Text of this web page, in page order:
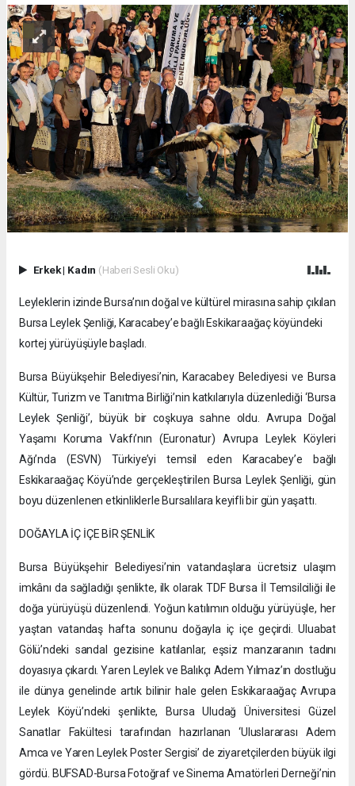
Erkek| Kadın (Haberi Sesli Oku)
Leyleklerin izinde Bursa’nın doğal ve kültürel mirasına sahip çıkılan
Bursa Leylek Şenliği, Karacabey’e bağlı Eskikaraağaç köyündeki
kortej yürüyüşüyle başladı.
Bursa Büyükşehir Belediyesi’nin, Karacabey Belediyesi ve Bursa
Kültür, Turizm ve Tanıtma Birliği’nin katkılarıyla düzenlediği ‘Bursa
Leylek Şenliği’, büyük bir coşkuya sahne oldu. Avrupa Doğal
Yaşamı Koruma Vakfı’nın (Euronatur) Avrupa Leylek Köyleri
Ağı’nda (ESVN) Türkiye’yi temsil eden Karacabey’e bağlı
Eskikaraağaç Köyü’nde gerçekleştirilen Bursa Leylek Şenliği, gün
boyu düzenlenen etkinliklerle Bursalılara keyifli bir gün yaşattı.
DOĞAYLA İÇ İÇE BİR ŞENLİK
Bursa Büyükşehir Belediyesi’nin vatandaşlara ücretsiz ulaşım
imkânı da sağladığı şenlikte, ilk olarak TDF Bursa İl Temsilciliği ile
doğa yürüyüşü düzenlendi. Yoğun katılımın olduğu yürüyüşle, her
yaştan vatandaş hafta sonunu doğayla iç içe geçirdi. Uluabat
Gölü’ndeki sandal gezisine katılanlar, eşsiz manzaranın tadını
doyasıya çıkardı. Yaren Leylek ve Balıkçı Adem Yılmaz’ın dostluğu
ile dünya genelinde artık bilinir hale gelen Eskikaraağaç Avrupa
Leylek Köyü’ndeki şenlikte, Bursa Uludağ Üniversitesi Güzel
Sanatlar Fakültesi tarafından hazırlanan ‘Uluslararası Adem
Amca ve Yaren Leylek Poster Sergisi’ de ziyaretçilerden büyük ilgi
gördü. BUFSAD-Bursa Fotoğraf ve Sinema Amatörleri Derneği’nin